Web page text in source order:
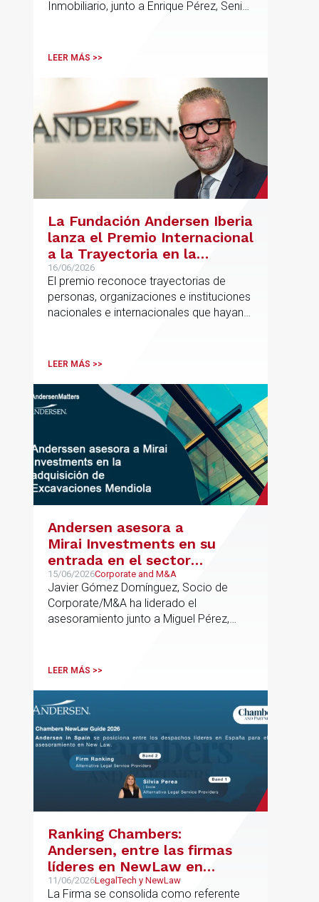
Inmobiliario, junto a Enrique Pérez, Senior
LEER MÁS >>
La Fundación Andersen Iberia
lanza el Premio Internacional
a la Trayectoria en la
Promoción de la Educación
16/06/2026
El premio reconoce trayectorias de
personas, organizaciones e instituciones
nacionales e internacionales que hayan
innovación o la equidad educativa
LEER MÁS >>
Andersen asesora a
Mirai Investments en su
entrada en el sector
medioambiental con la
adquisición de la
vasca Excavaciones
Mendiola
15/06/2026Corporate and M&A
Javier Gómez Domínguez, Socio de
Corporate/M&A ha liderado el
asesoramiento junto a Miguel Pérez,
LEER MÁS >>
Ranking Chambers:
Andersen, entre las firmas
líderes en NewLaw en
España y Europa
11/06/2026LegalTech y NewLaw
La Firma se consolida como referente